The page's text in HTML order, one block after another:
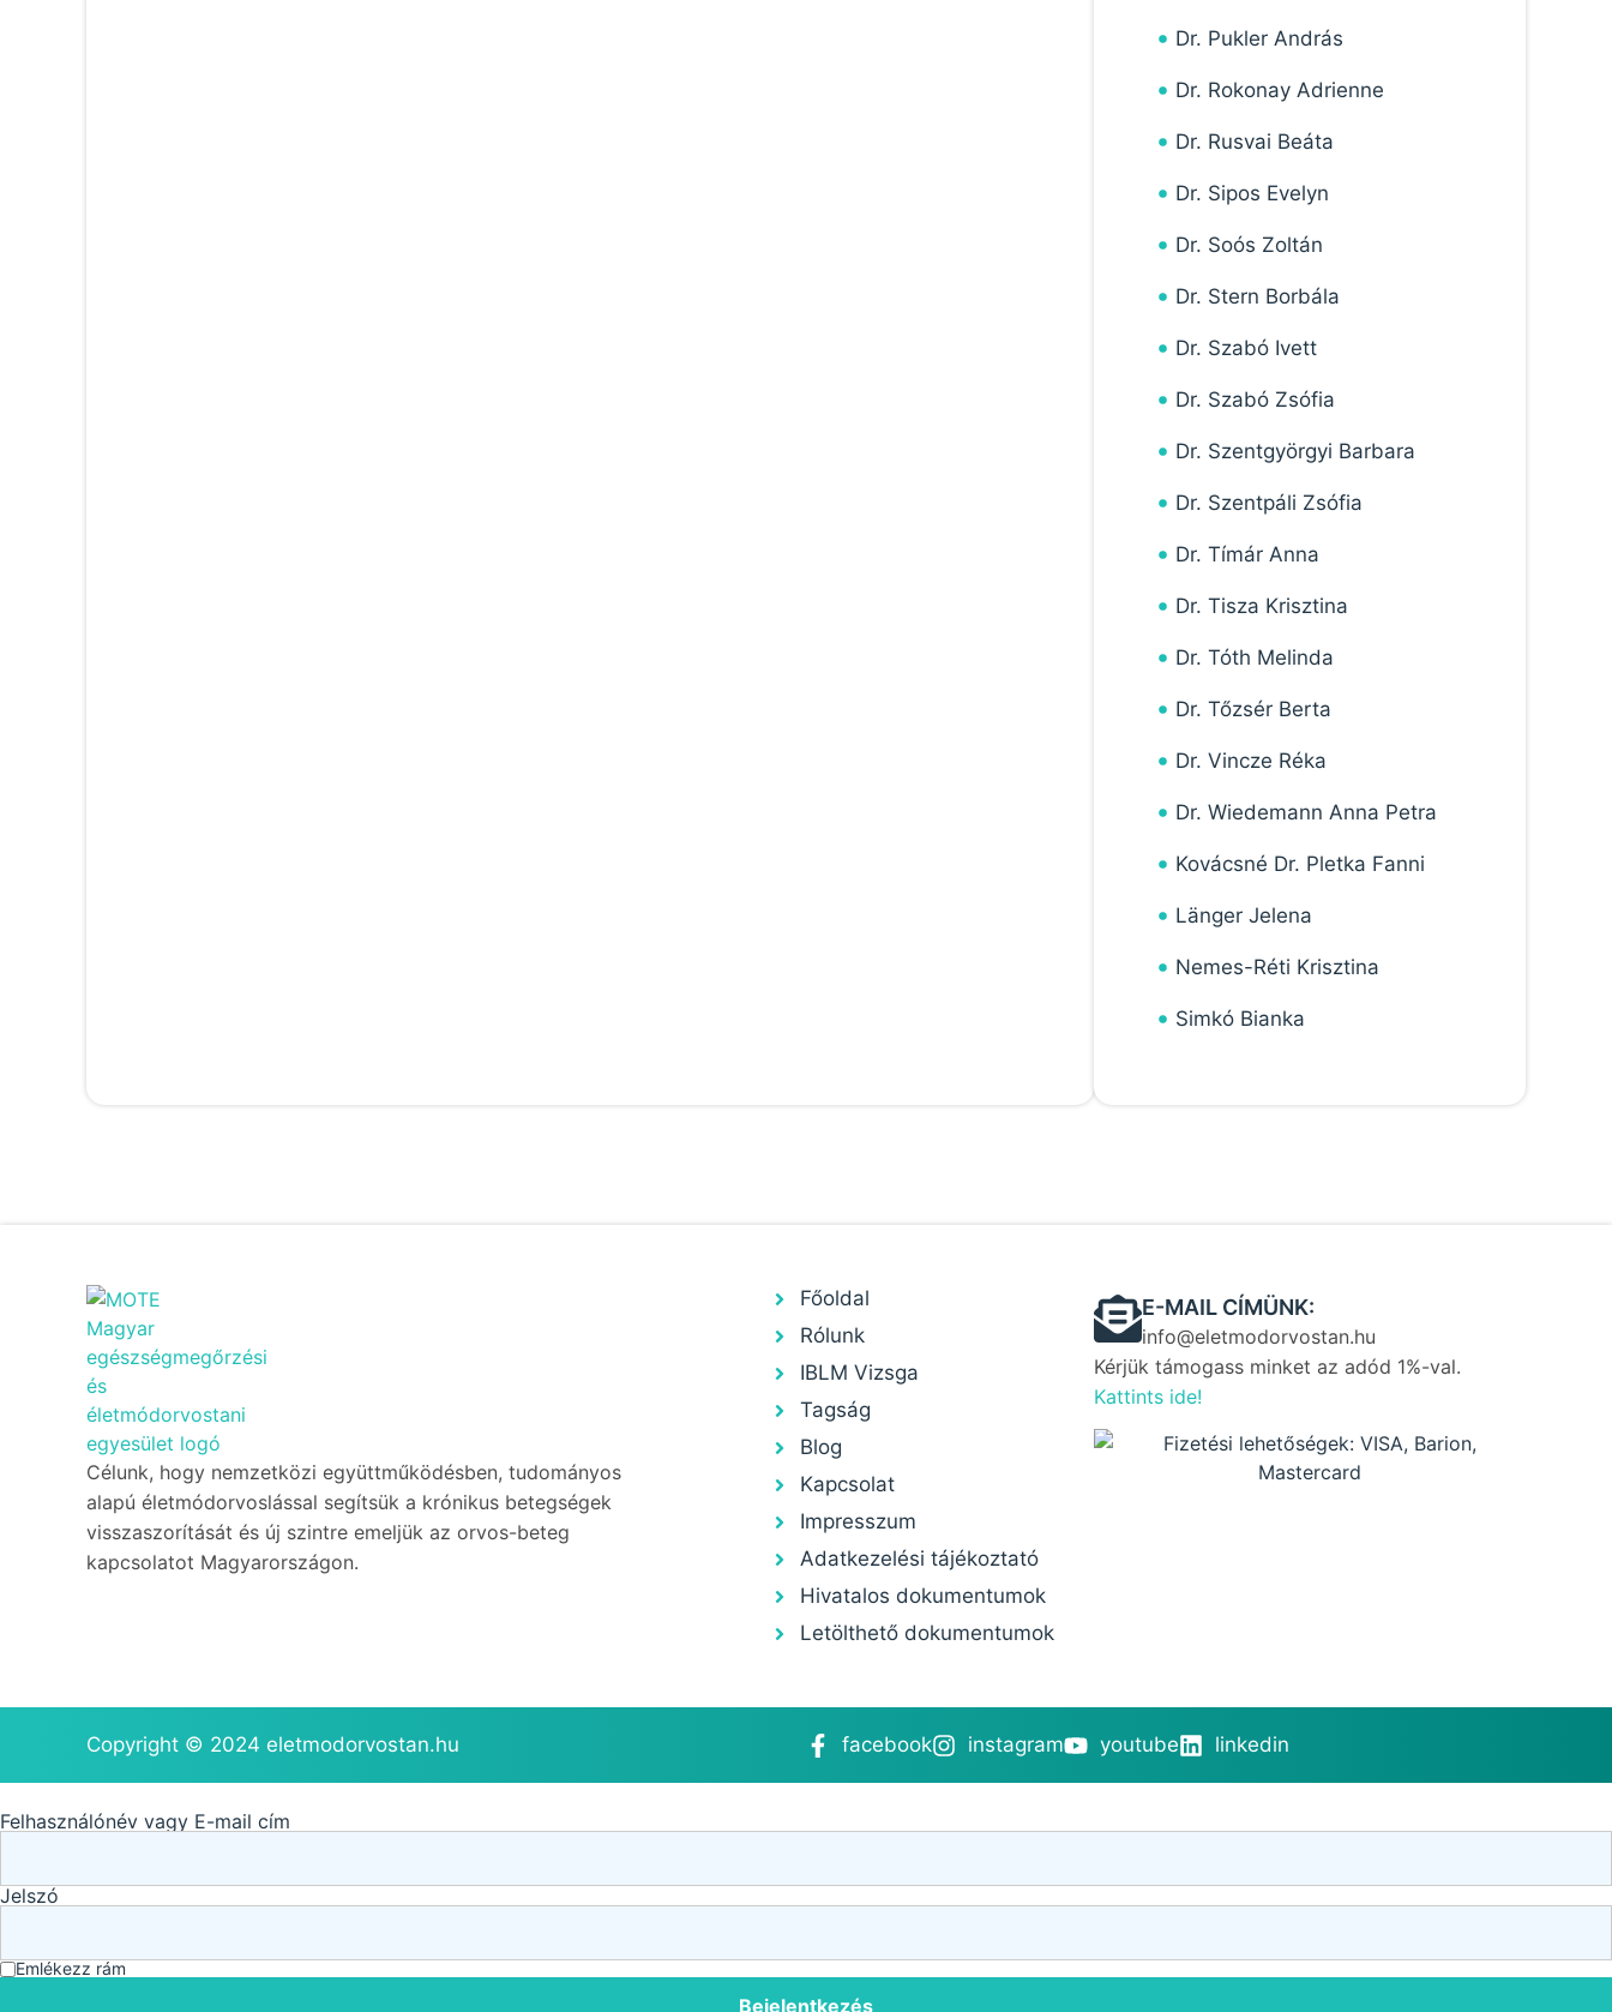
Dr. Pukler András
Dr. Rokonay Adrienne
Dr. Rusvai Beáta
Dr. Sipos Evelyn
Dr. Soós Zoltán
Dr. Stern Borbála
Dr. Szabó Ivett
Dr. Szabó Zsófia
Dr. Szentgyörgyi Barbara
Dr. Szentpáli Zsófia
Dr. Tímár Anna
Dr. Tisza Krisztina
Dr. Tóth Melinda
Dr. Tőzsér Berta
Dr. Vincze Réka
Dr. Wiedemann Anna Petra
Kovácsné Dr. Pletka Fanni
Länger Jelena
Nemes-Réti Krisztina
Simkó Bianka
Célunk, hogy nemzetközi együttműködésben, tudományos
alapú életmódorvoslással segítsük a krónikus betegségek
visszaszorítását és új szintre emeljük az orvos-beteg
kapcsolatot Magyarországon.
Főoldal
Rólunk
IBLM Vizsga
Tagság
Blog
Kapcsolat
Impresszum
Adatkezelési tájékoztató
Hivatalos dokumentumok
Letölthető dokumentumok
E-MAIL CÍMÜNK:
info@eletmodorvostan.hu
Kérjük támogass minket az adód 1%-val.
Kattints ide!
Copyright © 2024 eletmodorvostan.hu facebook instagram youtube linkedin
Felhasználónév vagy E-mail cím
Jelszó
Emlékezz rám
Bejelentkezés